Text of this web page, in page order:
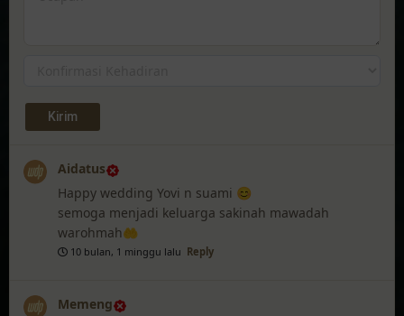
Aidatus
Happy wedding Yovi n suami 😊
semoga menjadi keluarga sakinah mawadah
warohmah🤲
10 bulan, 1 minggu lalu Reply
Memeng